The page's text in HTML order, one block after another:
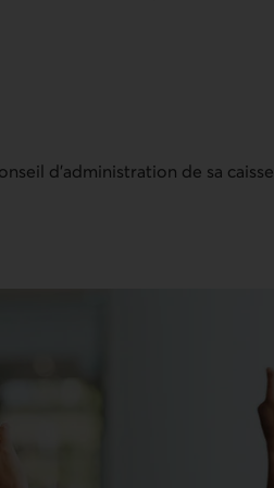
d'administration de sa caisse